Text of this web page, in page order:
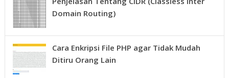
Domain Routing)
Cara Enkripsi File PHP agar Tidak Mudah
Ditiru Orang Lain